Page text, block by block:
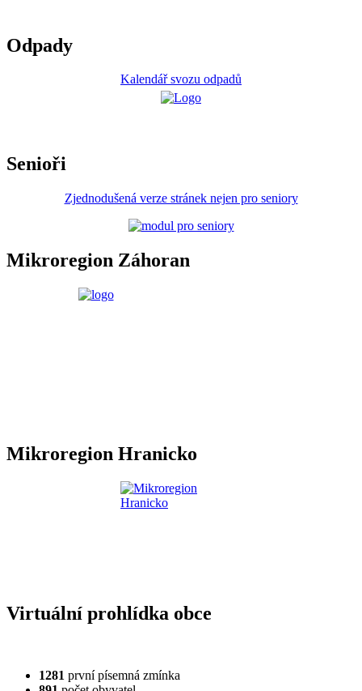
Odpady
Kalendář svozu odpadů
Senioři
Zjednodušená verze stránek nejen pro seniory
Mikroregion Záhoran
Mikroregion Hranicko
Virtuální prohlídka obce
1281 první písemná zmínka